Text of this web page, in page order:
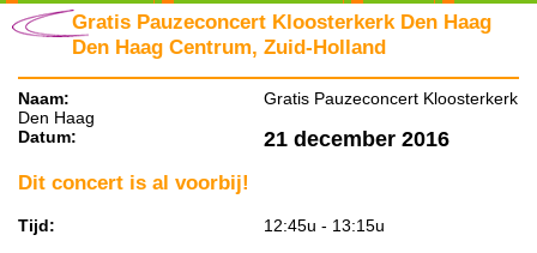
Gratis Pauzeconcert Kloosterkerk Den Haag
Den Haag Centrum, Zuid-Holland
Naam:
Gratis Pauzeconcert Kloosterkerk
Den Haag
Datum:
21 december 2016
Dit concert is al voorbij!
Tijd:
12:45u - 13:15u